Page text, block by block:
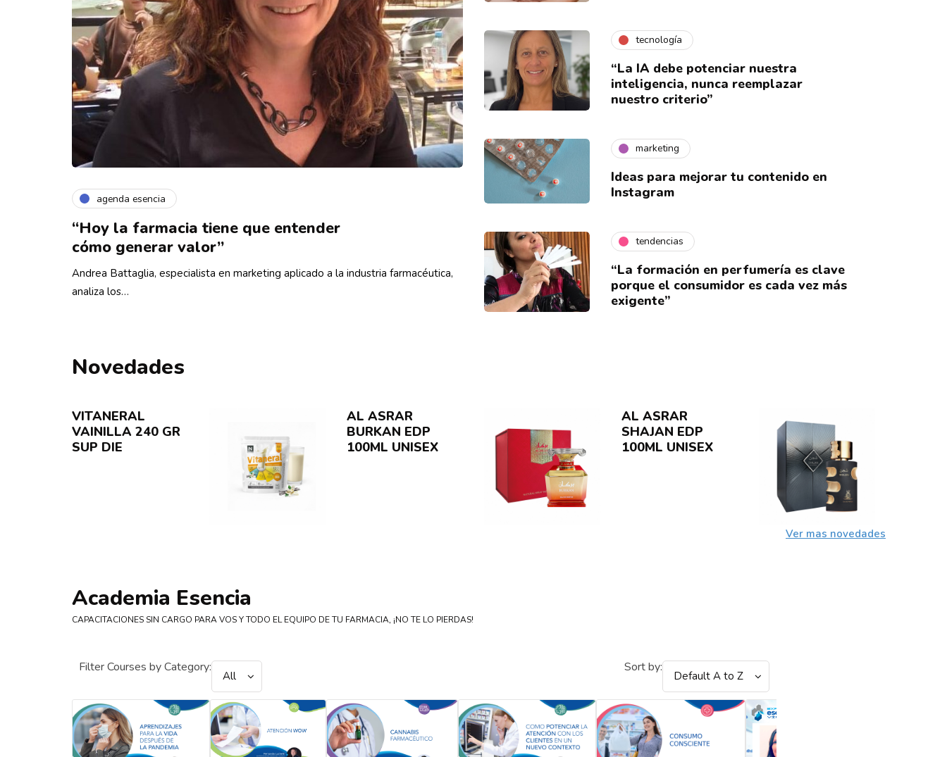
agenda esencia
“Hoy la farmacia tiene que entender
cómo generar valor”
Andrea Battaglia, especialista en marketing aplicado a la industria farmacéutica,
analiza los…
tecnología
“La IA debe potenciar nuestra
inteligencia, nunca reemplazar
nuestro criterio”
marketing
Ideas para mejorar tu contenido en
Instagram
tendencias
“La formación en perfumería es clave
porque el consumidor es cada vez más
exigente”
Novedades
VITANERAL
VAINILLA 240 GR
SUP DIE
AL ASRAR
BURKAN EDP
100ML UNISEX
AL ASRAR
SHAJAN EDP
100ML UNISEX
Ver mas novedades
Academia Esencia
CAPACITACIONES SIN CARGO PARA VOS Y TODO EL EQUIPO DE TU FARMACIA, ¡NO TE LO PIERDAS!
Filter Courses by Category:
All
Sort by:
Default A to Z